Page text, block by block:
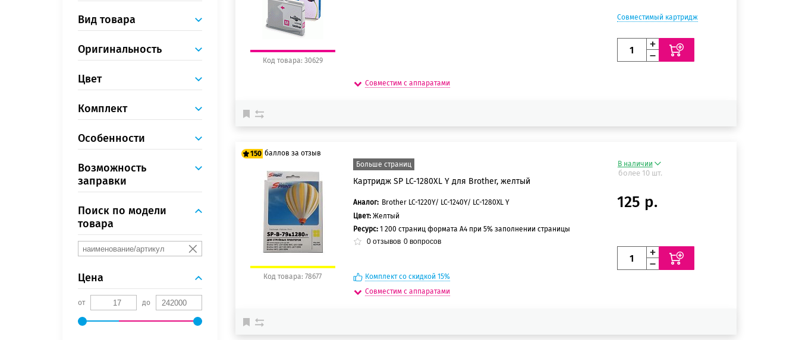
Вид товара
Оригинальность
Цвет
Комплект
Особенности
Возможность
заправки
Поиск по модели
товара
Цена
от до
Код товара: 30629
Совместим с аппаратами
Совместимый картридж
150 баллов за отзыв
125 баллов
150 баллов
В наличии
более 10 шт.
Код товара: 78677
Больше страниц
Картридж SP LC-1280XL Y для Brother, желтый
Аналог: Brother LC-1220Y/ LC-1240Y/ LC-1280XL Y
Цвет: Желтый
Ресурс: 1 200 страниц формата А4 при 5% заполнении страницы
0отзывов 0вопросов
Совместим с аппаратами
Комплект со скидкой 15%
125 р.